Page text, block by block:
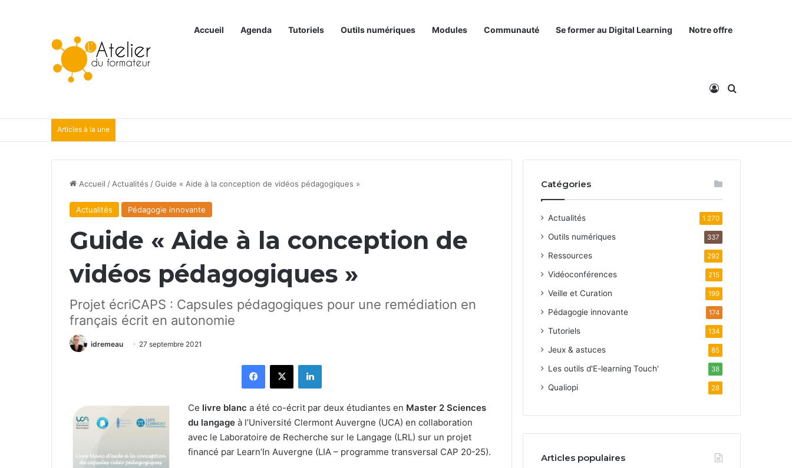
Accueil Agenda Tutoriels Outils numériques Modules Communauté Se former au Digital Learning Notre offre
Connexion
Rechercher
Articles à la une
Accueil / Actualités /Guide « Aide à la conception de vidéos pédagogiques »
Actualités Pédagogie innovante
Guide « Aide à la conception de
vidéos pédagogiques »
Projet écriCAPS : Capsules pédagogiques pour une remédiation en
français écrit en autonomie
idremeau 27 septembre 2021
Facebook
X Linkedin
Ce livre blanc a été co-écrit par deux étudiantes en Master 2 Sciences
du langage à l’Université Clermont Auvergne (UCA) en collaboration
avec le Laboratoire de Recherche sur le Langage (LRL) sur un projet
financé par Learn’In Auvergne (LIA – programme transversal CAP 20-25).
Catégories
Actualités 1 270
Outils numériques 337
Ressources 292
Vidéoconférences 215
Veille et Curation 199
Pédagogie innovante 174
Tutoriels 134
Jeux & astuces 85
Les outils d'E-learning Touch' 38
Qualiopi 28
Articles populaires